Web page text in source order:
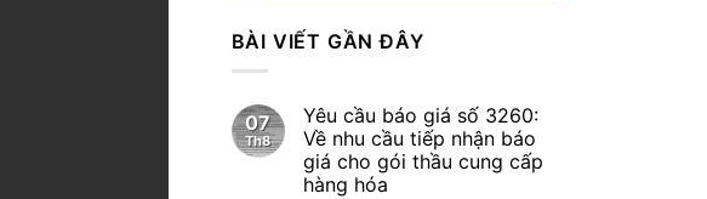
BÀI VIẾT GẦN ĐÂY
07
Th8
Yêu cầu báo giá số 3260:
Về nhu cầu tiếp nhận báo
giá cho gói thầu cung cấp
hàng hóa